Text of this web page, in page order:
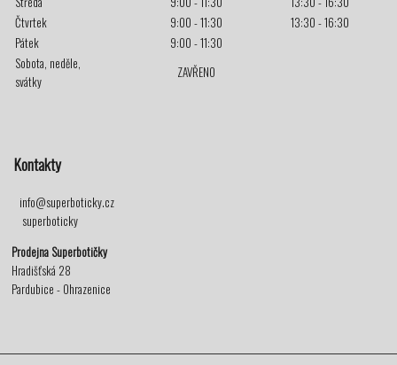
Čtvrtek
9:00 - 11:30
13:30 - 16:30
Pátek
9:00 - 11:30
Sobota, neděle,
svátky
ZAVŘENO
Kontakty
info@superboticky.cz
superboticky
Prodejna Superbotičky
Hradišťská 28
Pardubice - Ohrazenice